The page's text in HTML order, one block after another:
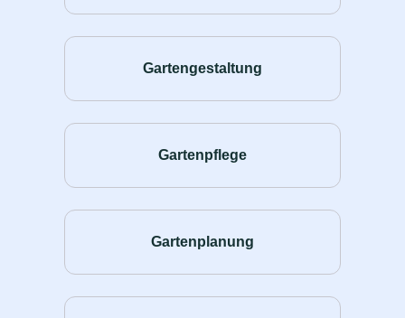
Gartengestaltung
Gartenpflege
Gartenplanung